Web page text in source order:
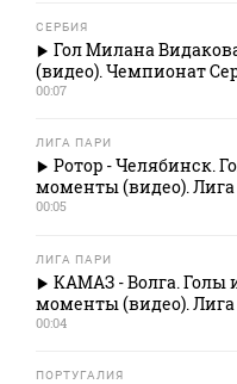
СЕРБИЯ
Гол Милана
(видео). Чемпионат
00:07
ЛИГА ПАРИ
Ротор - Челябинск.
моменты (видео). Лига
00:05
ЛИГА ПАРИ
КАМАЗ - Волга. Голы
моменты (видео). Лига
00:04
ПОРТУГАЛИЯ